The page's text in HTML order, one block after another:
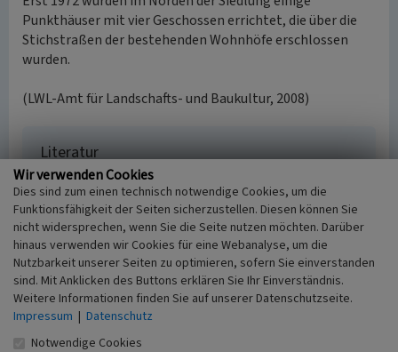
Punkthäuser mit vier Geschossen errichtet, die über die
Stichstraßen der bestehenden Wohnhöfe erschlossen
wurden.
(LWL-Amt für Landschafts- und Baukultur, 2008)
Literatur
Beushausen, Ursel (2009)
Habinghorst (unveröffentlichtes Manuskript).
Castrop-Rauxel.
Krau und Lensing, Büro für Stadtplanung und
städtebaulichen Entwurf (Hrsg.)
(1989) Internationale Bauausstellung IBA:
Bestandsliste und Erstbewertung prägender
industriekultureller Strukturen, Bereiche und
Objekte. Objektliste AS 15. Bochum.
Wir verwenden Cookies
Dies sind zum einen technisch notwendige Cookies, um die
Funktionsfähigkeit der Seiten sicherzustellen. Diesen können Sie
nicht widersprechen, wenn Sie die Seite nutzen möchten. Darüber
hinaus verwenden wir Cookies für eine Webanalyse, um die
Nutzbarkeit unserer Seiten zu optimieren, sofern Sie einverstanden
sind. Mit Anklicken des Buttons erklären Sie Ihr Einverständnis.
Weitere Informationen finden Sie auf unserer Datenschutzseite.
Impressum | Datenschutz
Notwendige Cookies